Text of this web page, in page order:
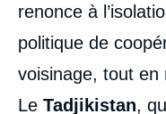
renonce à
politique de
voisinage, tout en
Le Tadjikistan,